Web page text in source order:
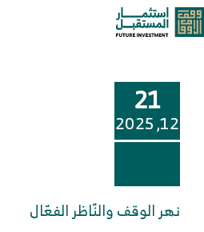
تخطى
إلى
21
12, 2025
نهر الوقف والنّاظر الفعّال